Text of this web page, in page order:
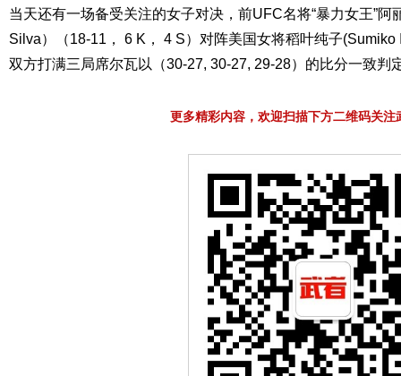
当天还有一场备受关注的女子对决，前UFC名将“暴力女王”阿
Silva）（18-11， 6 K， 4 S）对阵美国女将稻叶纯子
双方打满三局席尔瓦以（30-27, 30-27, 29-28）的比分一致判
更多精彩内容，欢迎扫描下方二维码关注